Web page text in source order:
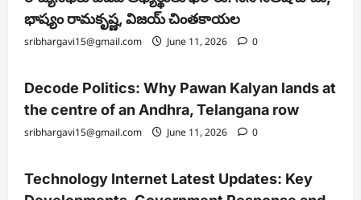
భాష్యం రామకృష్ణ, విజయ్ చింతకాయల
sribhargavi15@gmail.com June 11, 2026 0
Decode Politics: Why Pawan Kalyan lands at
the centre of an Andhra, Telangana row
sribhargavi15@gmail.com June 11, 2026 0
Technology Internet Latest Updates: Key